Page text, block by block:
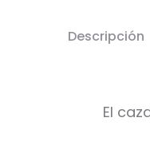
Descripción
El